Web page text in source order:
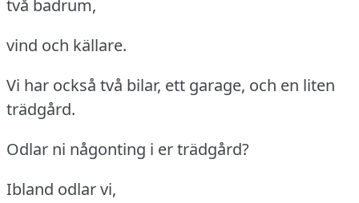
två badrum,
vind och källare.
Vi har också två bilar, ett garage, och en liten
trädgård.
Odlar ni någonting i er trädgård?
Ibland odlar vi,